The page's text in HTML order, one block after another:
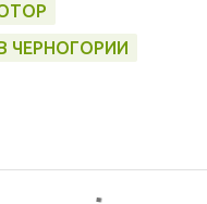
ЧЕРНОГОРИИ